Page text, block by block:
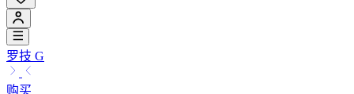
罗技 G
购买